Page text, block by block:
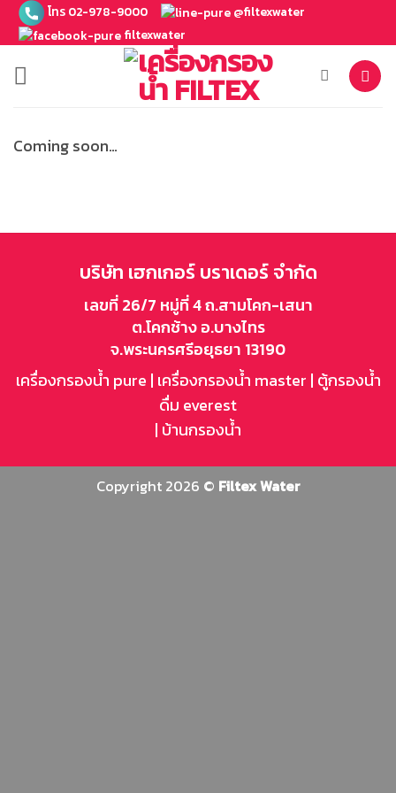
ข้าม
เนื้อหา
โทร 02-978-9000
@filtexwater
filtexwater
Coming soon…
บริษัท เฮกเกอร์ บราเดอร์ จำกัด
เลขที่ 26/7 หมู่ที่ 4 ถ.สามโคก-เสนา
ต.โคกช้าง อ.บางไทร
จ.พระนครศรีอยุธยา 13190
เครื่องกรองน้ำ pure | เครื่องกรองน้ำ master | ตู้กรองน้ำ
ดื่ม everest
| บ้านกรองน้ำ
Copyright 2026 © Filtex Water